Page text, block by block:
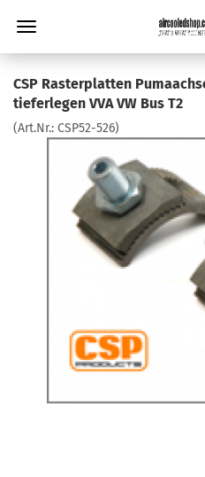
CSP Rasterplatten
tieferlegen VVA VW Bus T2
(Art.Nr.: CSP52-526)